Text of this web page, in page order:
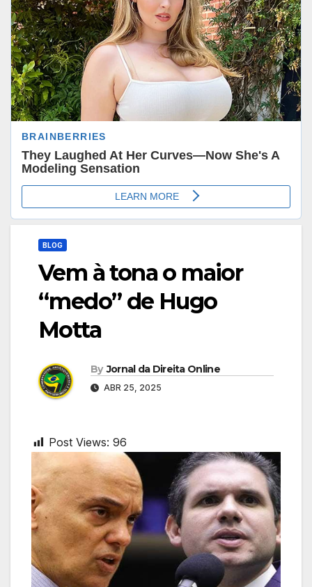
BLOG
Vem à tona o maior
“medo” de Hugo
Motta
By Jornal da Direita Online
ABR 25, 2025
Post Views: 96